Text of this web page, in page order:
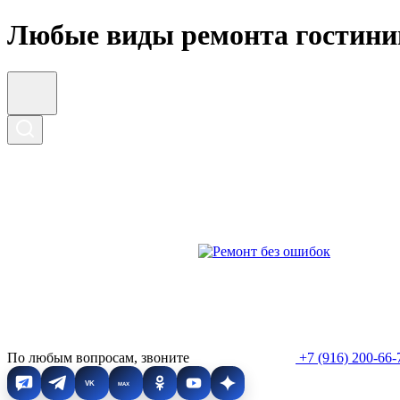
Любые виды ремонта
По любым вопросам, звоните +7 (916) 200-66-
VK MAX